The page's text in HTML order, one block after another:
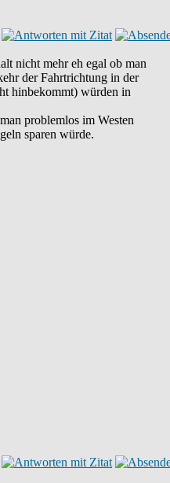
nicht mehr eh egal ob man
der Fahrtrichtung in der
hinbekommt) würden in
problemlos im Westen
sparen würde.